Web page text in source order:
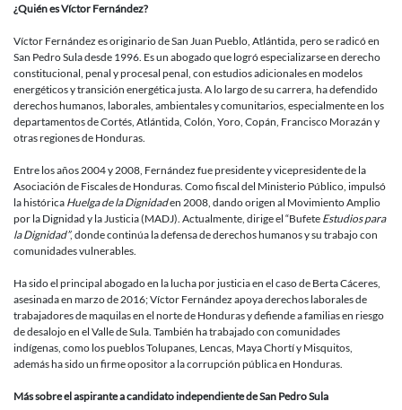
¿Quién es Víctor Fernández?
Víctor Fernández es originario de San Juan Pueblo, Atlántida, pero se radicó en
San Pedro Sula desde 1996. Es un abogado que logró especializarse en derecho
constitucional, penal y procesal penal, con estudios adicionales en modelos
energéticos y transición energética justa. A lo largo de su carrera, ha defendido
derechos humanos, laborales, ambientales y comunitarios, especialmente en los
departamentos de Cortés, Atlántida, Colón, Yoro, Copán, Francisco Morazán y
otras regiones de Honduras.
Entre los años 2004 y 2008, Fernández fue presidente y vicepresidente de la
Asociación de Fiscales de Honduras. Como fiscal del Ministerio Público, impulsó
la histórica Huelga de la Dignidaden 2008, dando origen al Movimiento Amplio
por la Dignidad y la Justicia (MADJ). Actualmente, dirige el “Bufete Estudios para
la Dignidad”, donde continúa la defensa de derechos humanos y su trabajo con
comunidades vulnerables.
Ha sido el principal abogado en la lucha por justicia en el caso de Berta Cáceres,
asesinada en marzo de 2016; Víctor Fernández apoya derechos laborales de
trabajadores de maquilas en el norte de Honduras y defiende a familias en riesgo
de desalojo en el Valle de Sula. También ha trabajado con comunidades
indígenas, como los pueblos Tolupanes, Lencas, Maya Chortí y Misquitos,
además ha sido un firme opositor a la corrupción pública en Honduras.
Más sobre el aspirante a candidato independiente de San Pedro Sula